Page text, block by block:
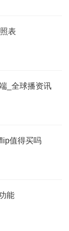
表
_全球播资讯
值得买吗
能